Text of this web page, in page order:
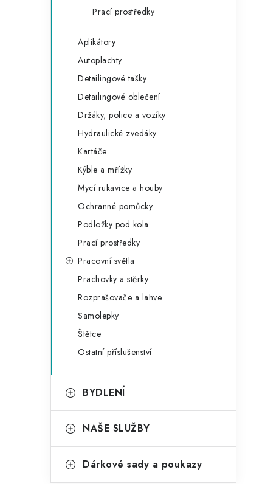
Prací prostředky
Aplikátory
Autoplachty
Detailingové tašky
Detailingové oblečení
Držáky, police a vozíky
Hydraulické zvedáky
Kartáče
Kýble a mřížky
Mycí rukavice a houby
Ochranné pomůcky
Podložky pod kola
Prací prostředky
Pracovní světla
Prachovky a stěrky
Rozprašovače a lahve
Samolepky
Štětce
Ostatní příslušenství
BYDLENÍ
NAŠE SLUŽBY
Dárkové sady a poukazy